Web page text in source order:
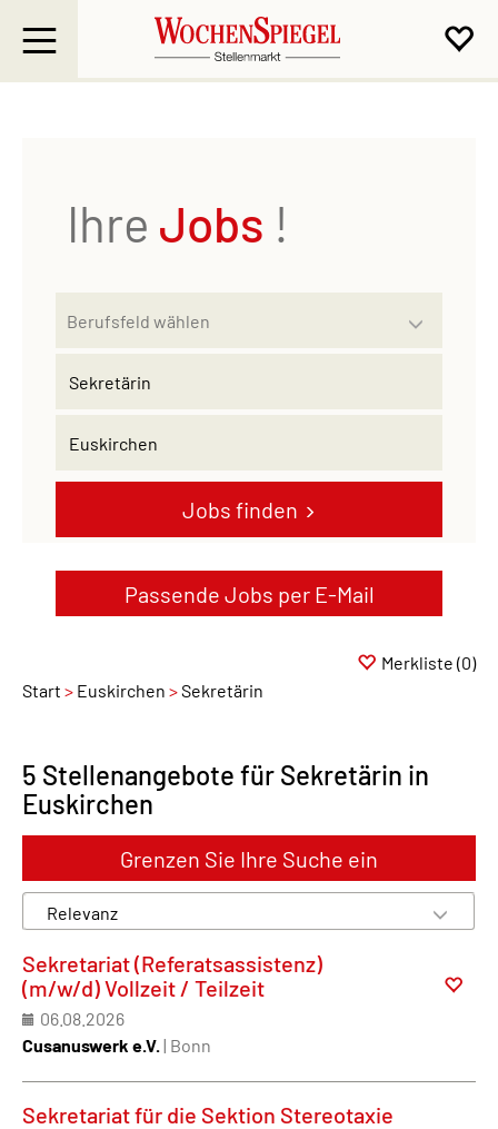
Passende Jobs per E-Mail
Ihre Jobs !
Jobs finden
Start Euskirchen Sekretärin
Merkliste (0)
5 Stellenangebote für Sekretärin in
Euskirchen
Grenzen Sie Ihre Suche ein
Sekretariat (Referatsassistenz)
(m/w/d) Vollzeit / Teilzeit
06.08.2026
Cusanuswerk e.V.| Bonn
Sekretariat für die Sektion Stereotaxie